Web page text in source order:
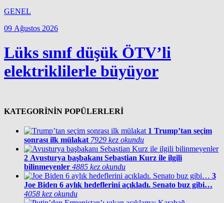
GENEL
09 Ağustos 2026
Lüks sınıf düşük ÖTV’li
elektriklilerle büyüyor
KATEGORİNİN POPÜLERLERİ
1 Trump’tan seçim
sonrası ilk mülakat 7929 kez okundu
2 Avusturya başbakanı Sebastian Kurz ile ilgili
bilinmeyenler 4885 kez okundu
3
Joe Biden 6 aylık hedeflerini açıkladı. Senato buz gibi…
4058 kez okundu